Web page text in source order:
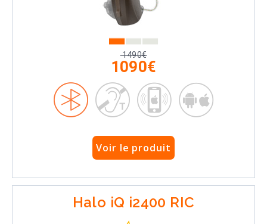
1490€
1090€
Voir le produit
Halo iQ i2400 RIC